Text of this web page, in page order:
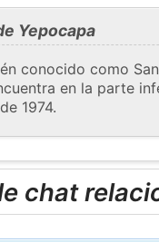
Yepocapa
conocido como
en la parte
1974.
chat